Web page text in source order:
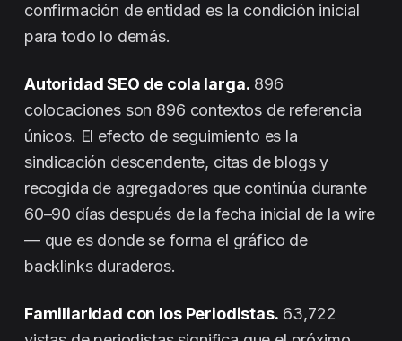
confirmación de entidad es la condición inicial
para todo lo demás.
Autoridad SEO de cola larga. 896
colocaciones son 896 contextos de referencia
únicos. El efecto de seguimiento es la
sindicación descendente, citas de blogs y
recogida de agregadores que continúa durante
60–90 días después de la fecha inicial de la wire
— que es donde se forma el gráfico de
backlinks duraderos.
Familiaridad con los Periodistas. 63,722